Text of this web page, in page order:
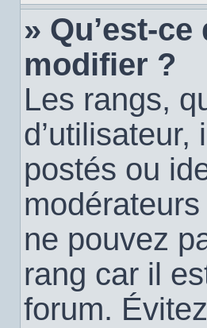
» Qu’est-
modifier ?
Les rangs,
postés ou
ne pouvez
rang car il
forum.